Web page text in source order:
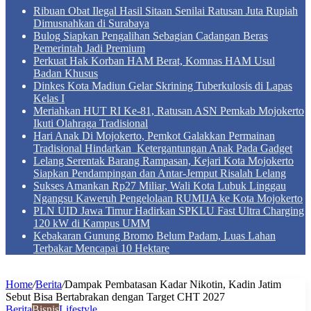
Ribuan Obat Ilegal Hasil Sitaan Senilai Ratusan Juta Rupiah
Dimusnahkan di Surabaya
Bulog Siapkan Pengalihan Sebagian Cadangan Beras
Pemerintah Jadi Premium
Perkuat Hak Korban HAM Berat, Komnas HAM Usul
Badan Khusus
Dinkes Kota Madiun Gelar Skrining Tuberkulosis di Lapas
Kelas I
Meriahkan HUT RI Ke-81, Ratusan ASN Pemkab Mojokerto
Ikuti Olahraga Tradisional
Hari Anak Di Mojokerto, Pemkot Galakkan Permainan
Tradisional Hindarkan Ketergantungan Anak Pada Gadget
Lelang Serentak Barang Rampasan, Kejari Kota Mojokerto
Siapkan Pendampingan dan Antar-Jemput Risalah Lelang
Sukses Amankan Rp27 Miliar, Wali Kota Lubuk Linggau
Ngangsu Kaweruh Pengelolaan RUMIJA ke Kota Mojokerto
PLN UID Jawa Timur Hadirkan SPKLU Fast Ultra Charging
120 kW di Kampus UMM
Kebakaran Gunung Bromo Belum Padam, Luas Lahan
Terbakar Mencapai 10 Hektare
Home/Berita/Dampak Pembatasan Kadar Nikotin, Kadin Jatim
Sebut Bisa Bertabrakan dengan Target CHT 2027